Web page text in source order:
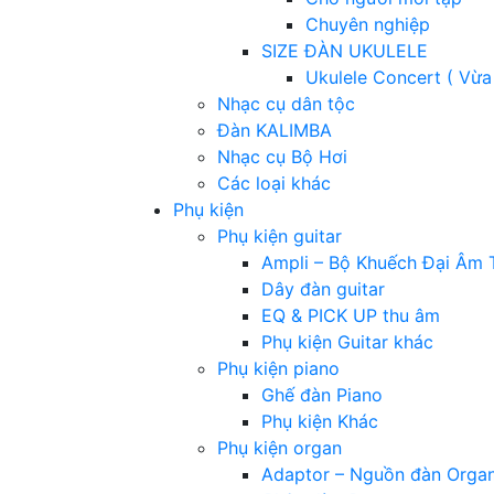
Chuyên nghiệp
SIZE ĐÀN UKULELE
Ukulele Concert ( Vừa
Nhạc cụ dân tộc
Đàn KALIMBA
Nhạc cụ Bộ Hơi
Các loại khác
Phụ kiện
Phụ kiện guitar
Ampli – Bộ Khuếch Đại Âm
Dây đàn guitar
EQ & PICK UP thu âm
Phụ kiện Guitar khác
Phụ kiện piano
Ghế đàn Piano
Phụ kiện Khác
Phụ kiện organ
Adaptor – Nguồn đàn